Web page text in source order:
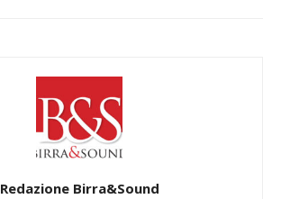
Redazione Birra&Sound